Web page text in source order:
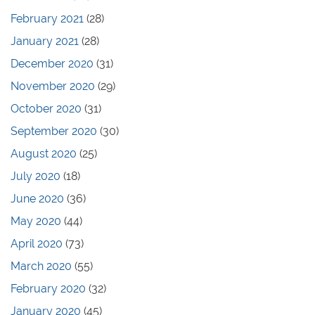
February 2021 (28)
January 2021 (28)
December 2020 (31)
November 2020 (29)
October 2020 (31)
September 2020 (30)
August 2020 (25)
July 2020 (18)
June 2020 (36)
May 2020 (44)
April 2020 (73)
March 2020 (55)
February 2020 (32)
January 2020 (45)